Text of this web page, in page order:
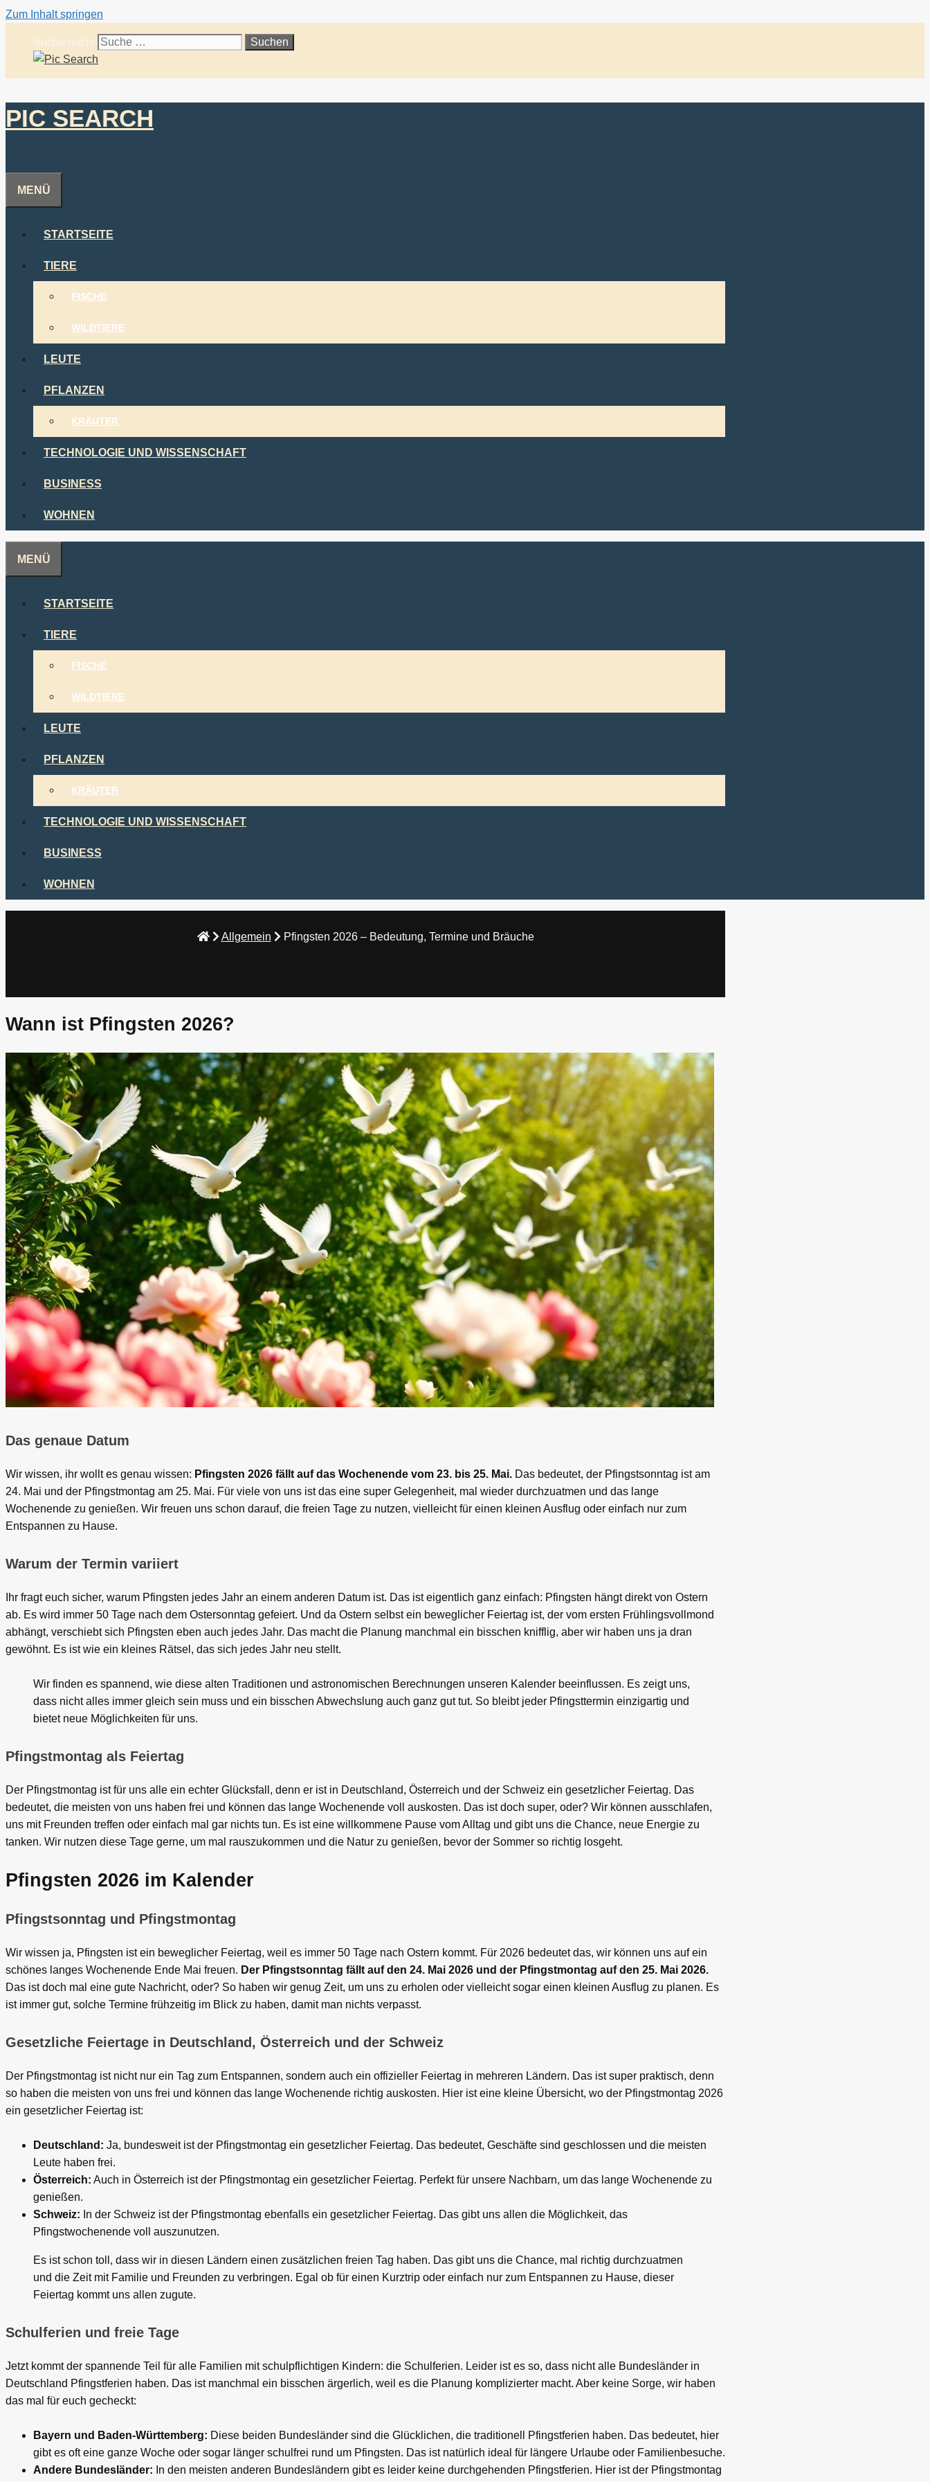
Zum Inhalt springen
Suche nach:
PIC SEARCH
MENÜ
STARTSEITE
TIERE
FISCHE
WILDTIERE
LEUTE
PFLANZEN
KRÄUTER
TECHNOLOGIE UND WISSENSCHAFT
BUSINESS
WOHNEN
MENÜ
STARTSEITE
TIERE
FISCHE
WILDTIERE
LEUTE
PFLANZEN
KRÄUTER
TECHNOLOGIE UND WISSENSCHAFT
BUSINESS
WOHNEN
Allgemein Pfingsten 2026 – Bedeutung, Termine und Bräuche
Wann ist Pfingsten 2026?
Das genaue Datum
Wir wissen, ihr wollt es genau wissen: Pfingsten 2026 fällt auf das Wochenende vom 23. bis 25. Mai. Das bedeutet, der Pfingstsonntag ist am
24. Mai und der Pfingstmontag am 25. Mai. Für viele von uns ist das eine super Gelegenheit, mal wieder durchzuatmen und das lange
Wochenende zu genießen. Wir freuen uns schon darauf, die freien Tage zu nutzen, vielleicht für einen kleinen Ausflug oder einfach nur zum
Entspannen zu Hause.
Warum der Termin variiert
Ihr fragt euch sicher, warum Pfingsten jedes Jahr an einem anderen Datum ist. Das ist eigentlich ganz einfach: Pfingsten hängt direkt von Ostern
ab. Es wird immer 50 Tage nach dem Ostersonntag gefeiert. Und da Ostern selbst ein beweglicher Feiertag ist, der vom ersten Frühlingsvollmond
abhängt, verschiebt sich Pfingsten eben auch jedes Jahr. Das macht die Planung manchmal ein bisschen knifflig, aber wir haben uns ja dran
gewöhnt. Es ist wie ein kleines Rätsel, das sich jedes Jahr neu stellt.
Wir finden es spannend, wie diese alten Traditionen und astronomischen Berechnungen unseren Kalender beeinflussen. Es zeigt uns,
dass nicht alles immer gleich sein muss und ein bisschen Abwechslung auch ganz gut tut. So bleibt jeder Pfingsttermin einzigartig und
bietet neue Möglichkeiten für uns.
Pfingstmontag als Feiertag
Der Pfingstmontag ist für uns alle ein echter Glücksfall, denn er ist in Deutschland, Österreich und der Schweiz ein gesetzlicher Feiertag. Das
bedeutet, die meisten von uns haben frei und können das lange Wochenende voll auskosten. Das ist doch super, oder? Wir können ausschlafen,
uns mit Freunden treffen oder einfach mal gar nichts tun. Es ist eine willkommene Pause vom Alltag und gibt uns die Chance, neue Energie zu
tanken. Wir nutzen diese Tage gerne, um mal rauszukommen und die Natur zu genießen, bevor der Sommer so richtig losgeht.
Pfingsten 2026 im Kalender
Pfingstsonntag und Pfingstmontag
Wir wissen ja, Pfingsten ist ein beweglicher Feiertag, weil es immer 50 Tage nach Ostern kommt. Für 2026 bedeutet das, wir können uns auf ein
schönes langes Wochenende Ende Mai freuen. Der Pfingstsonntag fällt auf den 24. Mai 2026 und der Pfingstmontag auf den 25. Mai 2026.
Das ist doch mal eine gute Nachricht, oder? So haben wir genug Zeit, um uns zu erholen oder vielleicht sogar einen kleinen Ausflug zu planen. Es
ist immer gut, solche Termine frühzeitig im Blick zu haben, damit man nichts verpasst.
Gesetzliche Feiertage in Deutschland, Österreich und der Schweiz
Der Pfingstmontag ist nicht nur ein Tag zum Entspannen, sondern auch ein offizieller Feiertag in mehreren Ländern. Das ist super praktisch, denn
so haben die meisten von uns frei und können das lange Wochenende richtig auskosten. Hier ist eine kleine Übersicht, wo der Pfingstmontag 2026
ein gesetzlicher Feiertag ist:
Deutschland: Ja, bundesweit ist der Pfingstmontag ein gesetzlicher Feiertag. Das bedeutet, Geschäfte sind geschlossen und die meisten
Leute haben frei.
Österreich: Auch in Österreich ist der Pfingstmontag ein gesetzlicher Feiertag. Perfekt für unsere Nachbarn, um das lange Wochenende zu
genießen.
Schweiz: In der Schweiz ist der Pfingstmontag ebenfalls ein gesetzlicher Feiertag. Das gibt uns allen die Möglichkeit, das
Pfingstwochenende voll auszunutzen.
Es ist schon toll, dass wir in diesen Ländern einen zusätzlichen freien Tag haben. Das gibt uns die Chance, mal richtig durchzuatmen
und die Zeit mit Familie und Freunden zu verbringen. Egal ob für einen Kurztrip oder einfach nur zum Entspannen zu Hause, dieser
Feiertag kommt uns allen zugute.
Schulferien und freie Tage
Jetzt kommt der spannende Teil für alle Familien mit schulpflichtigen Kindern: die Schulferien. Leider ist es so, dass nicht alle Bundesländer in
Deutschland Pfingstferien haben. Das ist manchmal ein bisschen ärgerlich, weil es die Planung komplizierter macht. Aber keine Sorge, wir haben
das mal für euch gecheckt:
Bayern und Baden-Württemberg: Diese beiden Bundesländer sind die Glücklichen, die traditionell Pfingstferien haben. Das bedeutet, hier
gibt es oft eine ganze Woche oder sogar länger schulfrei rund um Pfingsten. Das ist natürlich ideal für längere Urlaube oder Familienbesuche.
Andere Bundesländer: In den meisten anderen Bundesländern gibt es leider keine durchgehenden Pfingstferien. Hier ist der Pfingstmontag